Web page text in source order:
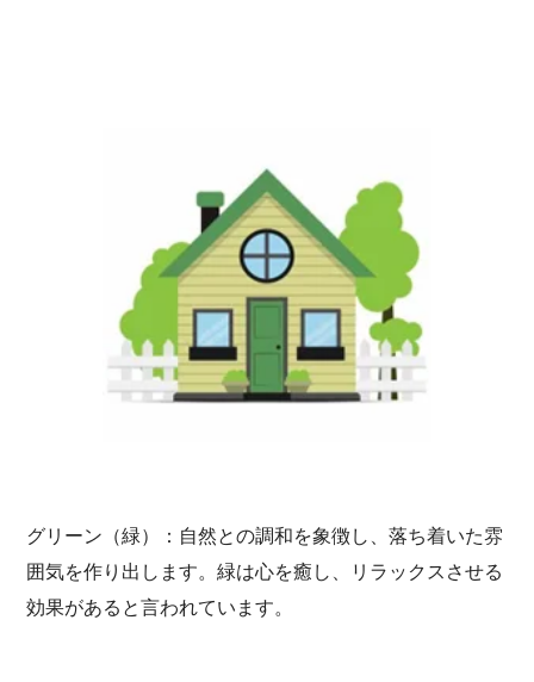
グリーン（緑）：自然との調和を象徴し、落ち着いた雰
囲気を作り出します。緑は心を癒し、リラックスさせる
効果があると言われています。